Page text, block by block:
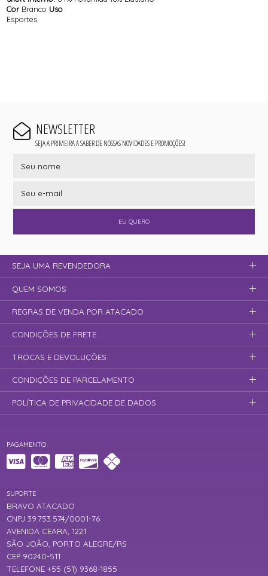
CorBranco Uso
Esportes
NEWSLETTER
SEJA A PRIMEIRA A SABER DE NOSSAS NOVIDADES E PROMOÇÕES!
EU QUERO
PAGAMENTO
SUPORTE
BRAVO ATACADO
CNPJ 39.753.574/0001-76
AVENIDA CEARA, 1221
SÃO JOÃO, PORTO ALEGRE/RS
CEP 90240-511
TELEFONE +55 (51) 9368-1855
SEJA UMA REVENDEDORA
QUEM SOMOS
REGRAS DE VENDA POR ATACADO
CONDIÇÕES DE FRETE
TROCAS E DEVOLUÇÕES
CONDIÇÕES DE PARCELAMENTO
POLÍTICA DE PRIVACIDADE DE DADOS